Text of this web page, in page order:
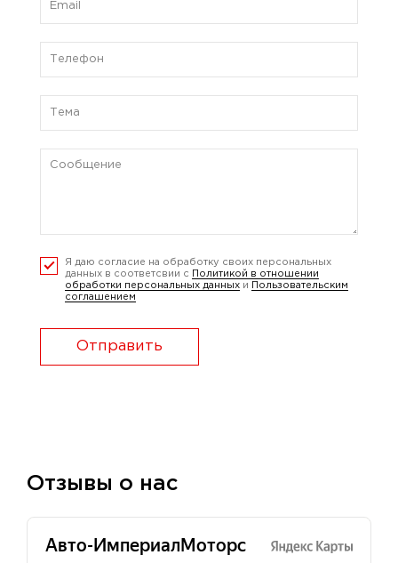
Я даю согласие на обработку своих персональных
данных в соответсвии с
Политикой в отношении
обработки персональных данных и
Пользовательским
соглашением
Отправить
Отзывы о нас